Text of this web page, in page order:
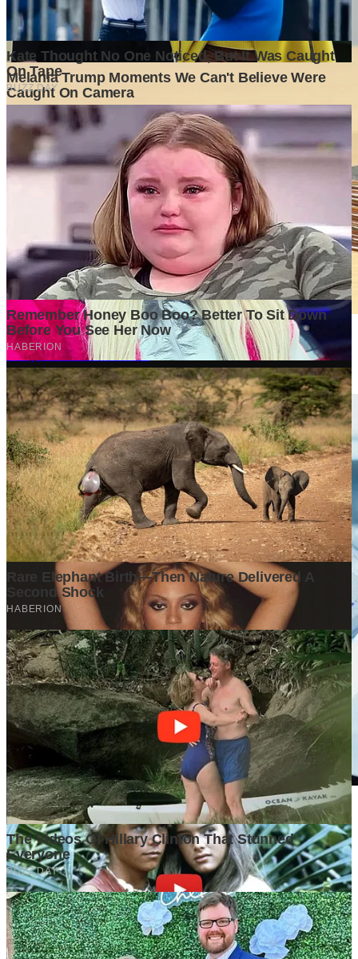
Harga Tanah Terus Naik, Apakah Investasi Properti Masih
Menjadi Pilihan Menarik?
1 month ago
Investasi Kost: Passive Income atau Active Business?
1 month ago